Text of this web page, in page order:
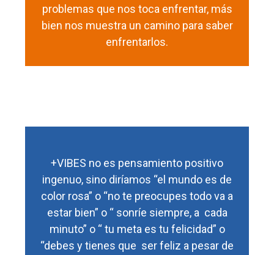
problemas que nos toca enfrentar, más
bien nos muestra un camino para saber
enfrentarlos.
+VIBES no es pensamiento positivo
ingenuo, sino diríamos “el mundo es de
color rosa” o “no te preocupes todo va a
estar bien” o “ sonríe siempre, a cada
minuto” o “ tu meta es tu felicidad” o
“debes y tienes que ser feliz a pesar de